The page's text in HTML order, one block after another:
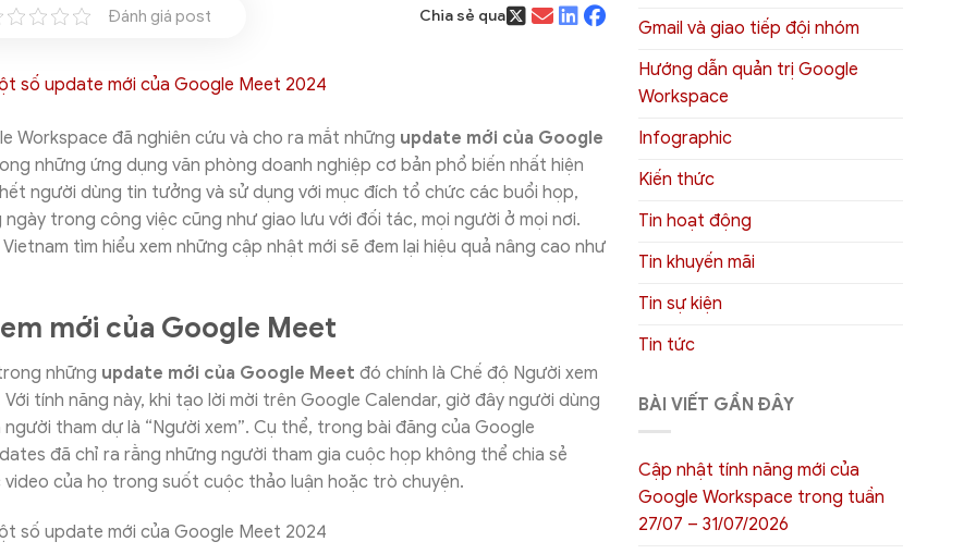
Đánh giá post Chia sẻ qua
Workspace đã nghiên cứu và cho ra mắt những update mới của Google
những ứng dụng văn phòng doanh nghiệp cơ bản phổ biến nhất hiện
người dùng tin tưởng và sử dụng với mục đích tổ chức các buổi họp,
ngày trong công việc cũng như giao lưu với đối tác, mọi người ở mọi nơi.
tìm hiểu xem những cập nhật mới sẽ đem lại hiệu quả nâng cao như
mới của Google Meet
những update mới của Google Meet đó chính là Chế độ Người xem
Với tính năng này, khi tạo lời mời trên Google Calendar, giờ đây người dùng
tham dự là “Người xem”. Cụ thể, trong bài đăng của Google
đã chỉ ra rằng những người tham gia cuộc họp không thể chia sẻ
video của họ trong suốt cuộc thảo luận hoặc trò chuyện.
Gmail và giao tiếp đội nhóm
Hướng dẫn quản trị Google
Workspace
Infographic
Kiến thức
Tin hoạt động
Tin khuyến mãi
Tin sự kiện
Tin tức
BÀI VIẾT GẦN ĐÂY
Cập nhật tính năng mới của
Google Workspace trong tuần
27/07 – 31/07/2026